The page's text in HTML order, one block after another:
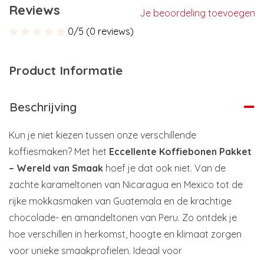
Reviews
Je beoordeling toevoegen
0/5 (0 reviews)
Product Informatie
Beschrijving
Kun je niet kiezen tussen onze verschillende
koffiesmaken? Met het Eccellente Koffiebonen Pakket
– Wereld van Smaak hoef je dat ook niet. Van de
zachte karameltonen van Nicaragua en Mexico tot de
rijke mokkasmaken van Guatemala en de krachtige
chocolade- en amandeltonen van Peru. Zo ontdek je
hoe verschillen in herkomst, hoogte en klimaat zorgen
voor unieke smaakprofielen. Ideaal voor